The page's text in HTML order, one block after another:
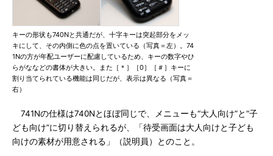
キーの形状も740Nと共通だが、十字キーは突起部分をメッ
キにして、その内側に色の点を置いている（写真＝左）。74
1Nの方が年配ユーザーに配慮しているため、キーの数字やひ
らがななどの書体が大きい。また［＊］［0］［＃］キーに
割り当てられている機能は同じだが、表示は異なる（写真＝
右）
741Nの仕様は740Nとほぼ同じで、メニューも“大人向け”と“子
ども向け”に切り替えられるが、「待受画面は大人向けと子ども
向けの素材が用意される」（説明員）とのこと。